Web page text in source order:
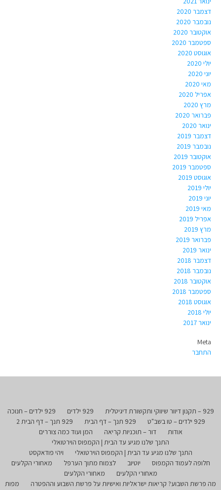
דצמבר 2020
נובמבר 2020
אוקטובר 2020
ספטמבר 2020
אוגוסט 2020
יולי 2020
יוני 2020
מאי 2020
אפריל 2020
מרץ 2020
פברואר 2020
ינואר 2020
דצמבר 2019
נובמבר 2019
אוקטובר 2019
ספטמבר 2019
אוגוסט 2019
יולי 2019
יוני 2019
מאי 2019
אפריל 2019
מרץ 2019
פברואר 2019
ינואר 2019
דצמבר 2018
נובמבר 2018
אוקטובר 2018
ספטמבר 2018
אוגוסט 2018
יולי 2018
ינואר 2017
Meta
התחבר
929 – תקנון דיוור שיווקי ותקשורת דיגיטלית 929 ילדים
929 ילדים – חנוכה
929 ילדים – טו בשב"ט
929 תנך – דף הבית
929 תנך – דף הבית 2
אודות
דור – תוכניות קריאה
המן ועוד כמה צוררים
התנך שלנו מגיע עד הבית | הקמפוס הוירטואלי
התנך שלנו מגיע עד הבית | הקמפוס הוירטואלי
ויהי פודאקסט
חלופה לעמוד הקמפוס
יוטיוב לצמוח מתוך הערפל
מאחורי הקלעים
מאחורי הקלעים
מאחורי הקלעים
מה פרשת השבוע? קריאות ישראליות ואישיות על פרשת השבוע וההפטרה
מפות